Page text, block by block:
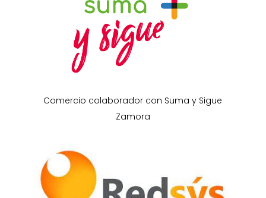
Comercio colaborador con Suma y Sigue
Zamora